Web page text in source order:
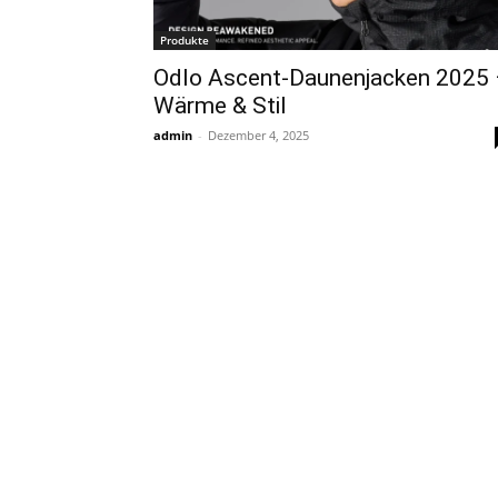
Produkte
Odlo Ascent-Daunenjacken 2025
Wärme & Stil
admin - Dezember 4, 2025